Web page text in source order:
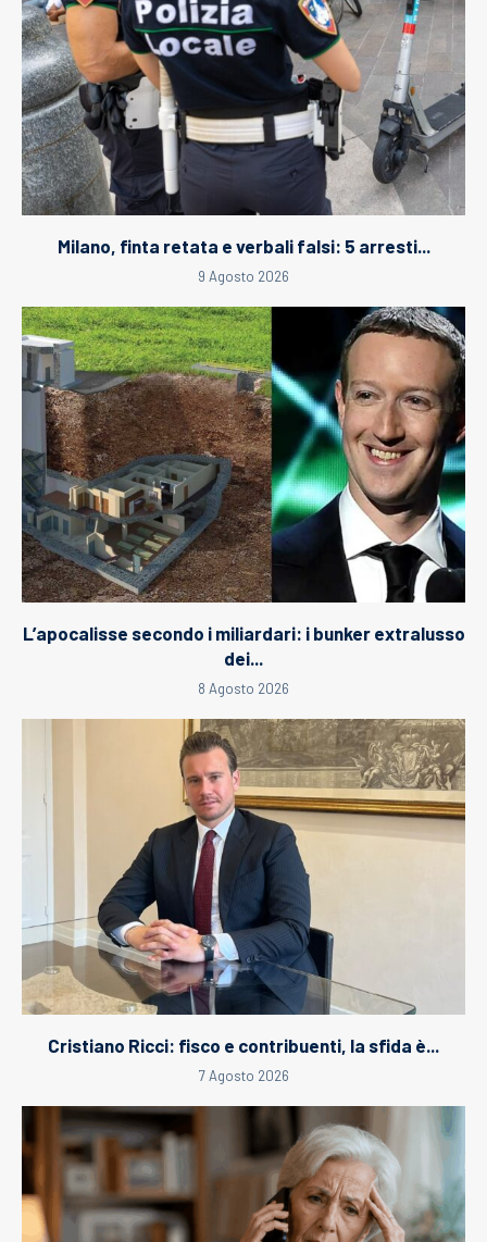
Milano, finta retata e verbali falsi: 5 arresti...
9 Agosto 2026
L’apocalisse secondo i miliardari: i bunker extralusso
dei...
8 Agosto 2026
Cristiano Ricci: fisco e contribuenti, la sfida è...
7 Agosto 2026